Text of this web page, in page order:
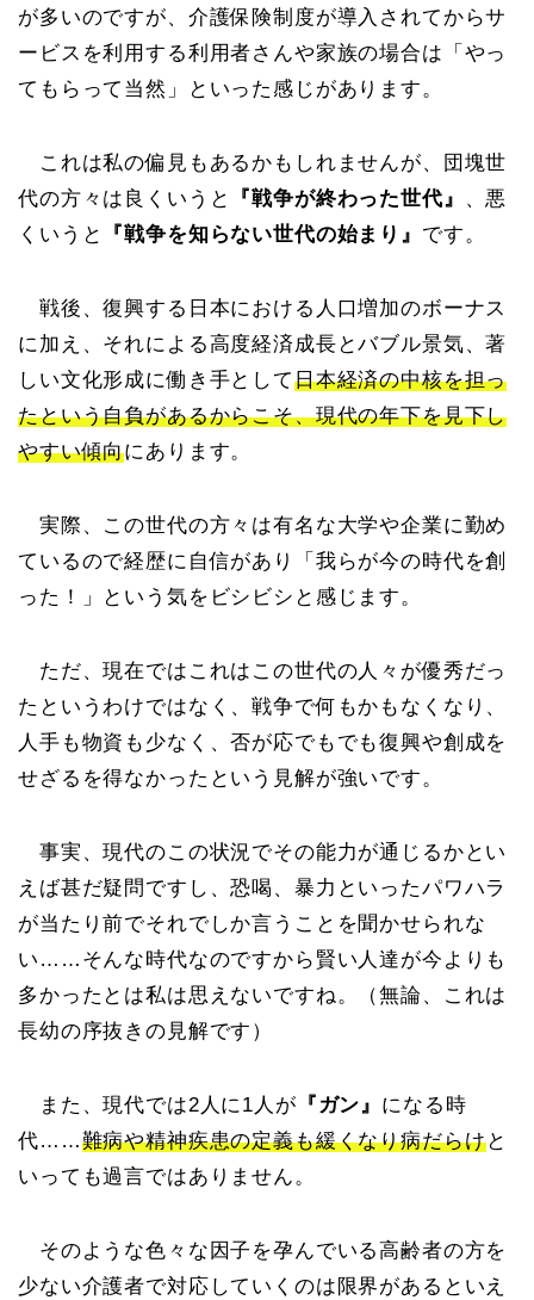
が多いのですが、介護保険制度が導入されてからサ
ービスを利用する利用者さんや家族の場合は「やっ
てもらって当然」といった感じがあります。
これは私の偏見もあるかもしれませんが、団塊世
代の方々は良くいうと
『戦争が終わった世代』
、悪
くいうと
『戦争を知らない世代の始まり』 です。
戦後、復興する日本における人口増加のボーナス
に加え、それによる高度経済成長とバブル景気、著
しい文化形成に働き手として日本経済の中核を担っ
たという自負があるからこそ、現代の年下を見下し
やすい傾向にあります。
実際、この世代の方々は有名な大学や企業に勤め
ているので経歴に自信があり「我らが今の時代を創
った！」という気をビシビシと感じます。
ただ、現在ではこれはこの世代の人々が優秀だっ
たというわけではなく、戦争で何もかもなくなり、
人手も物資も少なく、否が応でもでも復興や創成を
せざるを得なかったという見解が強いです。
事実、現代のこの状況でその能力が通じるかとい
えば甚だ疑問ですし、恐喝、暴力といったパワハラ
が当たり前でそれでしか言うことを聞かせられな
い……そんな時代なのですから賢い人達が今よりも
多かったとは私は思えないですね。（無論、これは
長幼の序抜きの見解です）
また、現代では2人に1人が 『ガン』 になる時
代……難病や精神疾患の定義も緩くなり病だらけと
いっても過言ではありません。
そのような色々な因子を孕んでいる高齢者の方を
少ない介護者で対応していくのは限界があるといえ